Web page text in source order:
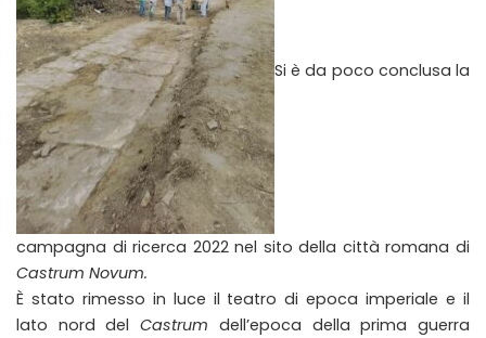
Si è da poco conclusa la
campagna di ricerca 2022 nel sito della città romana di
Castrum Novum.
È stato rimesso in luce il teatro di epoca imperiale e il
lato nord delCastrum dell’epoca della prima guerra